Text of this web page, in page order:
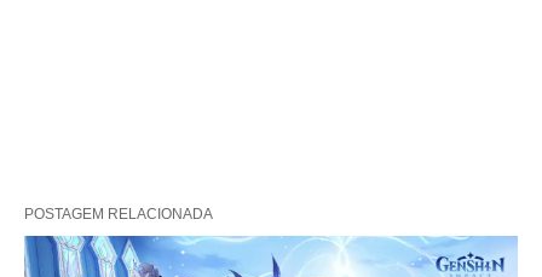
POSTAGEM RELACIONADA